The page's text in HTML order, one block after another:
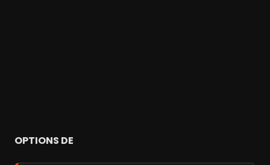
OPTIONS DE